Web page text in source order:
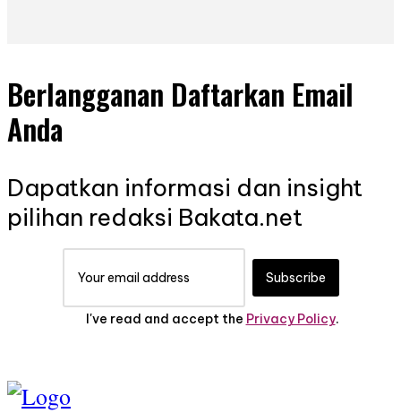
Berlangganan Daftarkan Email
Anda
Dapatkan informasi dan insight
pilihan redaksi Bakata.net
Subscribe
I've read and accept the Privacy Policy.